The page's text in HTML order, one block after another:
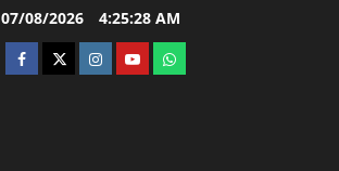
07/08/2026 4:25:28 AM
facebooktwitterinstagram.com
youtubewhatsapp